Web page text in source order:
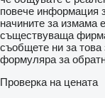
повече информация
начините за измама
съществуваща
съобщете ни за
формуляра за
Проверка на цената